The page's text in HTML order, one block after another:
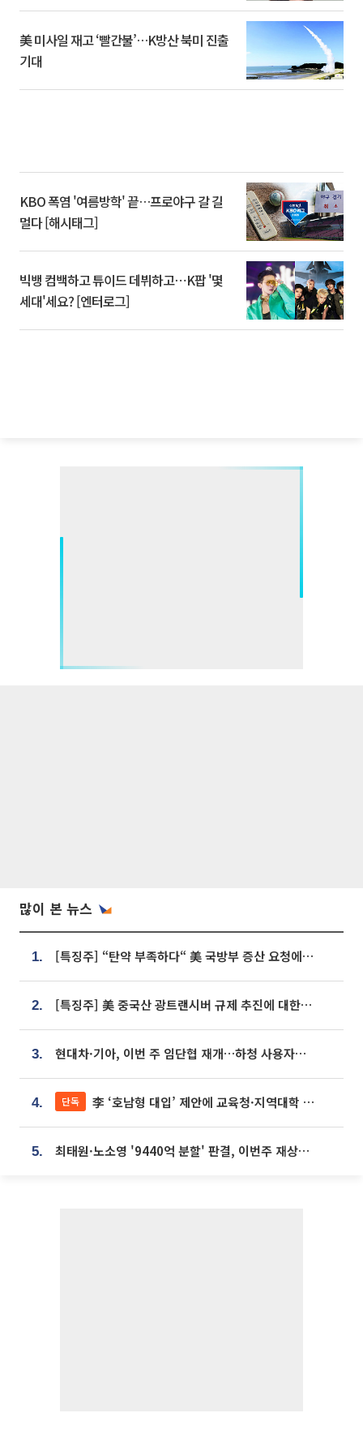
美 미사일 재고 ‘빨간불’…K방산 북미 진출
기대
KBO 폭염 '여름방학' 끝…프로야구 갈 길
멀다 [해시태그]
빅뱅 컴백하고 튜이드 데뷔하고⋯K팝 '몇
세대'세요? [엔터로그]
많이 본 뉴스
1. [특징주] “탄약 부족하다“ 美 국방부 증산 요청에⋯국내 방산주 급등세
2. [특징주] 美 중국산 광트랜시버 규제 추진에 대한광통신 등 광통신株 강세
3. 현대차·기아, 이번 주 임단협 재개…하청 사용자성 재심도 ‘변수’
4. 단독 李 ‘호남형 대입’ 제안에 교육청·지역대학 서·논술형 입시 연계 '착수'
5. 최태원·노소영 '9440억 분할' 판결, 이번주 재상고 여부 주목